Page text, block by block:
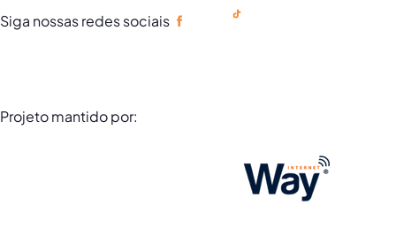
Siga nossas redes sociais
Projeto mantido por: